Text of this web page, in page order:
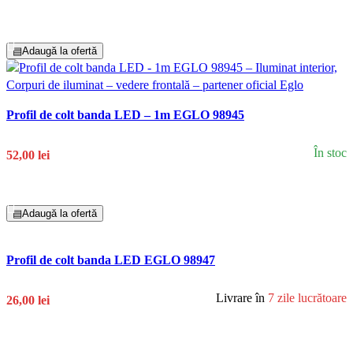
▤Adaugă la ofertă
Profil de colt banda LED – 1m EGLO 98945
52,00 lei În stoc
▤Adaugă la ofertă
Profil de colt banda LED EGLO 98947
26,00 lei Livrare în 7 zile lucrătoare